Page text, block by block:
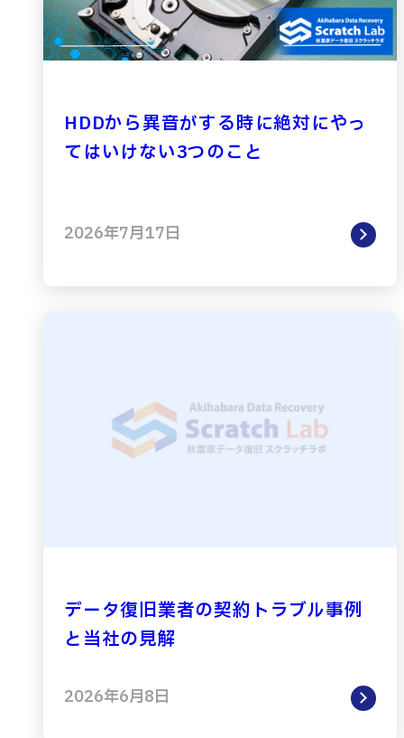
HDDから異音がする時に絶対にやっ
てはいけない3つのこと
2026年7月17日
データ復旧業者の契約トラブル事例
と当社の見解
2026年6月8日